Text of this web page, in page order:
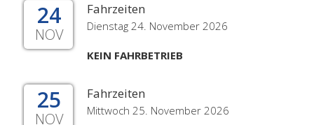
24
NOV
Fahrzeiten
Dienstag 24. November 2026
KEIN FAHRBETRIEB
25
NOV
Fahrzeiten
Mittwoch 25. November 2026